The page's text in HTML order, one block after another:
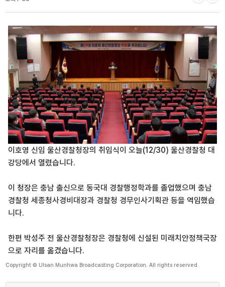
이호영 신임 울산경찰청장의 취임식이 오늘(12/30) 울산경찰청 대
강당에서 열렸습니다.
이 청장은 충남 출신으로 동국대 경찰행정학과를 졸업했으며 충남
경찰청 세종청사경비대장과 경찰청 경무인사기획관 등을 역임했습
니다.
한편 박성주 전 울산경찰청장은 경찰청에 신설된 미래치안정책국장
으로 자리를 옮겼습니다.
Copyright © Ulsan Munhwa Broadcasting Corporation. All rights reserved.